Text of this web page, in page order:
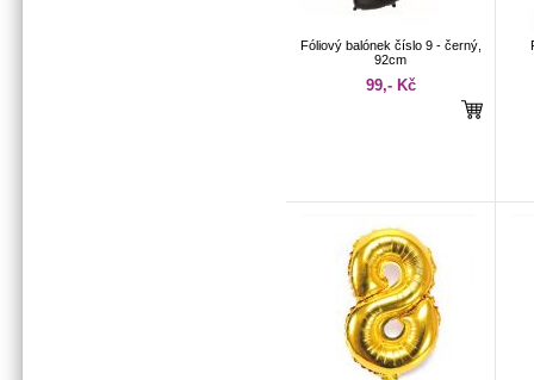
Fóliový balónek číslo 9 - černý,
92cm
99,- Kč